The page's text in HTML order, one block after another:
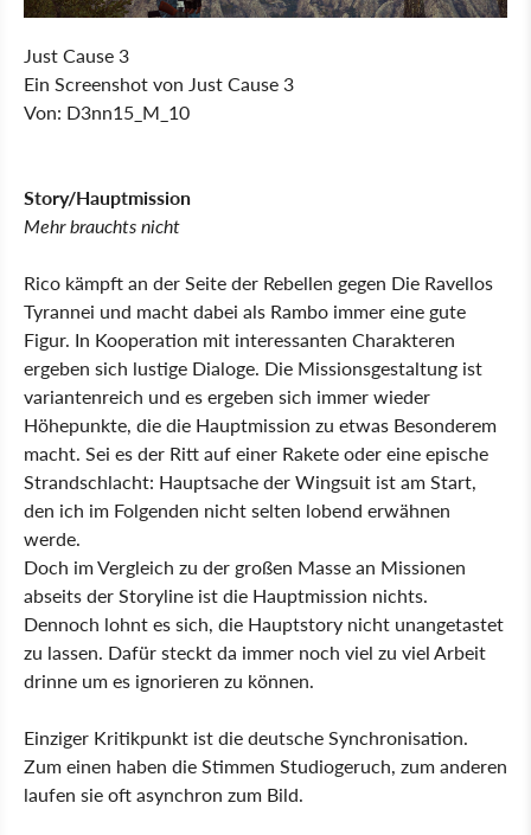
Just Cause 3
Ein Screenshot von Just Cause 3
Von: D3nn15_M_10
Story/Hauptmission
Mehr brauchts nicht
Rico kämpft an der Seite der Rebellen gegen Die Ravellos
Tyrannei und macht dabei als Rambo immer eine gute
Figur. In Kooperation mit interessanten Charakteren
ergeben sich lustige Dialoge. Die Missionsgestaltung ist
variantenreich und es ergeben sich immer wieder
Höhepunkte, die die Hauptmission zu etwas Besonderem
macht. Sei es der Ritt auf einer Rakete oder eine epische
Strandschlacht: Hauptsache der Wingsuit ist am Start,
den ich im Folgenden nicht selten lobend erwähnen
werde.
Doch im Vergleich zu der großen Masse an Missionen
abseits der Storyline ist die Hauptmission nichts.
Dennoch lohnt es sich, die Hauptstory nicht unangetastet
zu lassen. Dafür steckt da immer noch viel zu viel Arbeit
drinne um es ignorieren zu können.
Einziger Kritikpunkt ist die deutsche Synchronisation.
Zum einen haben die Stimmen Studiogeruch, zum anderen
laufen sie oft asynchron zum Bild.